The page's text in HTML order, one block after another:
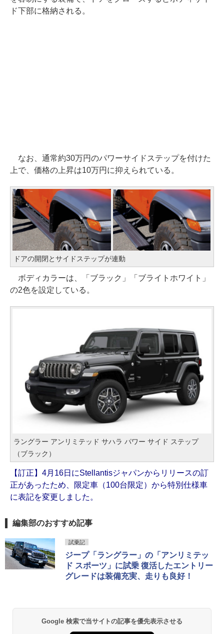
ド下部に格納される。
なお、通常約30万円のパワーサイドステップを付けた
上で、価格の上昇は10万円に抑えられている。
ドアの開閉とサイドステップが連動
ボディカラーは、「ブラック」「ブライトホワイト」
の2色を設定している。
ラングラー アンリミテッド サハラ パワー サイド ステップ
（ブラック）
【訂正】4月16日にStellantisジャパンからリリースの訂
正があったため、限定車（100台限定）から特別仕様車
に表記を変更しました。
編集部のおすすめ記事
試乗記
ジープ「ラングラー」の「アンリミテッ
ド スポーツ」に試乗 復活したエントリー
グレードは装備充実、走りも良好！
Google 検索で当サイトの記事を優先表示させる